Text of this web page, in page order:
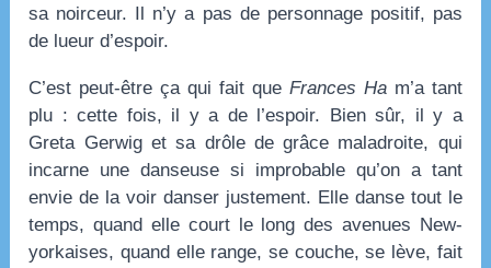
sa noirceur. Il n’y a pas de personnage positif, pas
de lueur d’espoir.
C’est peut-être ça qui fait que Frances Ham’a tant
plu : cette fois, il y a de l’espoir. Bien sûr, il y a
Greta Gerwig et sa drôle de grâce maladroite, qui
incarne une danseuse si improbable qu’on a tant
envie de la voir danser justement. Elle danse tout le
temps, quand elle court le long des avenues New-
yorkaises, quand elle range, se couche, se lève, fait